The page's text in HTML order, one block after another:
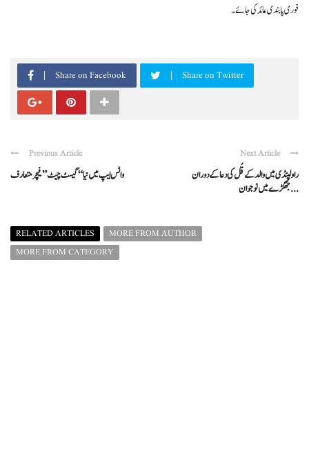
فوری پابندی عائد کی جائے۔
Share on Facebook Share on Twitter
Previous Article
واٹس ایپ میں نیا “گیسٹ چیٹ” فیچر متعارف
Next Article
راولپنڈی میں والد کے قُل کی دعا کے دوران
جھگڑے میں نوجوان ...
RELATED ARTICLES
MORE FROM AUTHOR
MORE FROM CATEGORY